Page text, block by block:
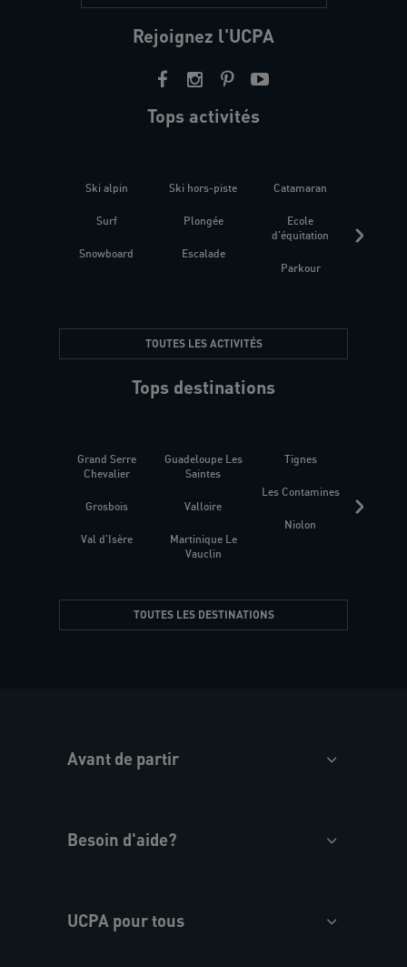
Rejoignez l'UCPA
Tops activités
Ski alpin
Surf
Snowboard
Ski hors-piste
Plongée
Escalade
Catamaran
Ecole
d'équitation
Parkour
TOUTES LES ACTIVITÉS
Tops destinations
Grand Serre
Chevalier
Grosbois
Val d'Isère
Guadeloupe Les
Saintes
Valloire
Martinique Le
Vauclin
Tignes
Les Contamines
Niolon
TOUTES LES DESTINATIONS
Avant de partir
Besoin d'aide?
UCPA pour tous